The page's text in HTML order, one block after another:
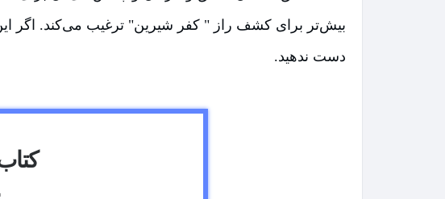
بیش‌تر برای کشف راز " کفر شیرین" ترغیب می‌کند. اگر این
دست ندهید.